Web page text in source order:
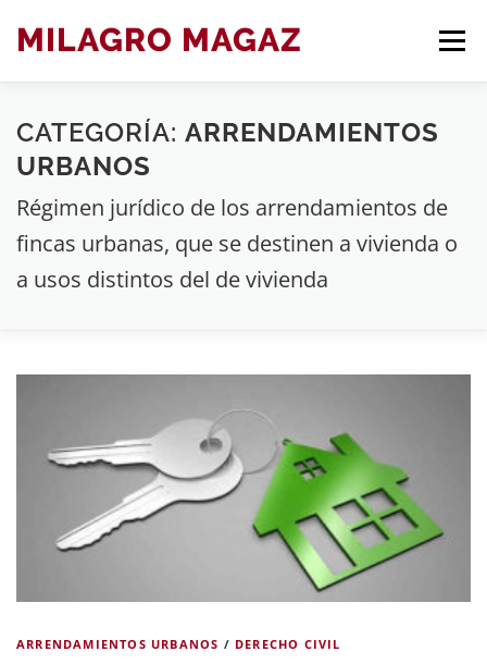
contenido
MILAGRO MAGAZ
BLOG ARTÍCULOS DE DERECHO
CATEGORÍA: ARRENDAMIENTOS
URBANOS
Régimen jurídico de los arrendamientos de
fincas urbanas, que se destinen a vivienda o
a usos distintos del de vivienda
ARRENDAMIENTOS URBANOS / DERECHO CIVIL